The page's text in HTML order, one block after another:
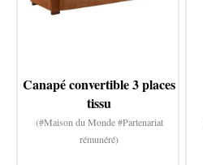
Canapé convertible 3 places
tissu
(#Maison du Monde #Partenariat
rémunéré)